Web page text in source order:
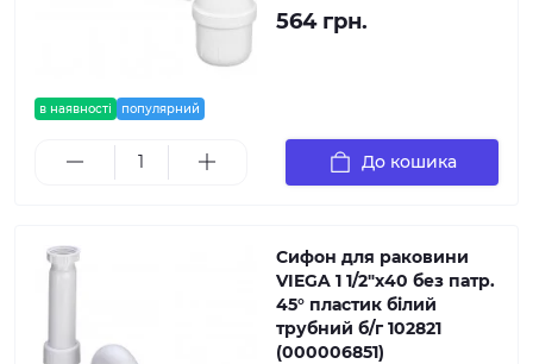
в наявності популярний
564 грн.
До кошика
Сифон для раковини
VIEGA 1 1/2″х40 без патр.
45° пластик білий
трубний б/г 102821
(000006851)